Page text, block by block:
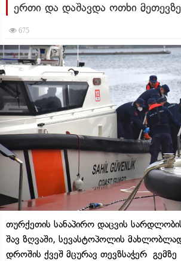
ერთი და დაშავდა ოთხი მეთევზე
675
თურქეთის სანაპირო დაცვის
შავ ზღვაში, სევასტოპოლის
დროშის ქვეშ მცურავ თევზსაჭერ გემზე